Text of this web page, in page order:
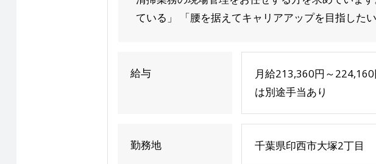
ている」 「腰を据えてキャリアアップを目指した
給与
月給213,360円～
は別途手当あり
勤務地 千葉県印西市大塚2丁目